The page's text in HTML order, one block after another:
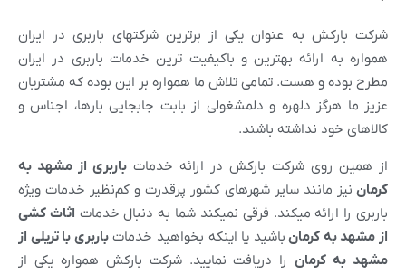
شرکت بارکش به عنوان یکی از برترین شرکتهای باربری در ایران
همواره به ارائه بهترین و باکیفیت ترین خدمات باربری در ایران
مطرح بوده و هست. تمامی تلاش ما همواره بر این بوده که مشتریان
عزیز ما هرگز دلهره و دلمشغولی از بابت جابجایی بارها، اجناس و
کالاهای خود نداشته باشند.
از همین روی شرکت بارکش در ارائه خدمات باربری از مشهد به
کرمان نیز مانند سایر شهرهای کشور پرقدرت و کم‌نظیر خدمات ویژه
باربری را ارائه میکند. فرقی نمیکند شما به دنبال خدمات اثاث کشی
از مشهد به کرمان باشید یا اینکه بخواهید خدماتباربری با تریلی از
مشهد به کرمانرا دریافت نمایید. شرکت بارکش همواره یکی از